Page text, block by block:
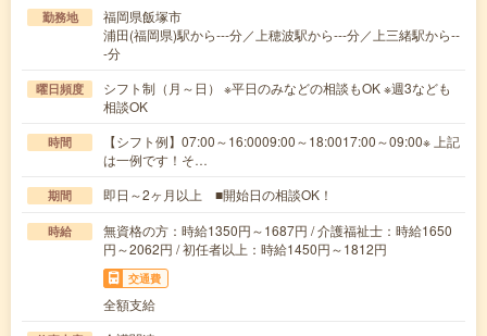
勤務地
福岡県飯塚市
浦田(福岡県)駅から---分／上穂波駅から---分／上三緒駅から--
-分
曜日頻度
シフト制（月～日） ※平日のみなどの相談もOK ※週3なども
相談OK
時間
【シフト例】07:00～16:0009:00～18:0017:00～09:00※ 上記
は一例です！そ…
期間 即日～2ヶ月以上 ■開始日の相談OK！
時給
無資格の方：時給1350円～1687円 / 介護福祉士：時給1650
円～2062円 / 初任者以上：時給1450円～1812円
交通費
全額支給